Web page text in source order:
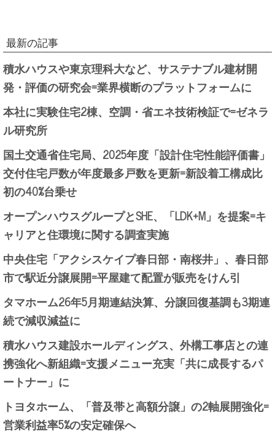
最新の記事
積水ハウスや東京理科大など、サステナブル建材開
発・評価の研究会=業界横断のプラットフォームに
本社に実験住宅2棟、空調・省エネ技術検証で=ゼネラ
ル研究所
国土交通省住宅局、2025年度「設計住宅性能評価書」
交付住宅戸数が年度最多戸数を更新=新設着工構成比
初の40%台乗せ
オープンハウスグループとSHE、「LDK+M」を提案=キ
ャリアと住環境に関する調査実施
中央住宅「アクシスケイプ春日部・南桜井」、春日部
市で駅近分譲展開=平屋建て配置が販売をけん引
タマホーム26年5月期連結決算、分譲回復基調も3期連
続で減収減益に
積水ハウス建設ホールディングス、外構工事店との連
携強化へ新組織=支援メニュー充実「共に成長するパ
ートナー」に
トヨタホーム、「普及帯と高額分譲」の2軸展開強化=
営業利益率5%の安定確保へ